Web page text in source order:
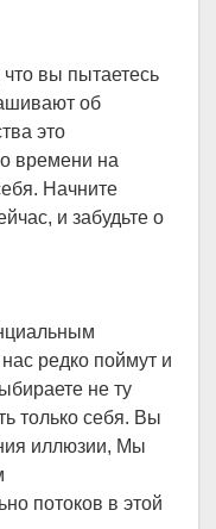
вы пытаетесь
об
это
времени на
Начните
и забудьте о
редко поймут и
не ту
только себя. Вы
иллюзии, Мы
потоков в этой